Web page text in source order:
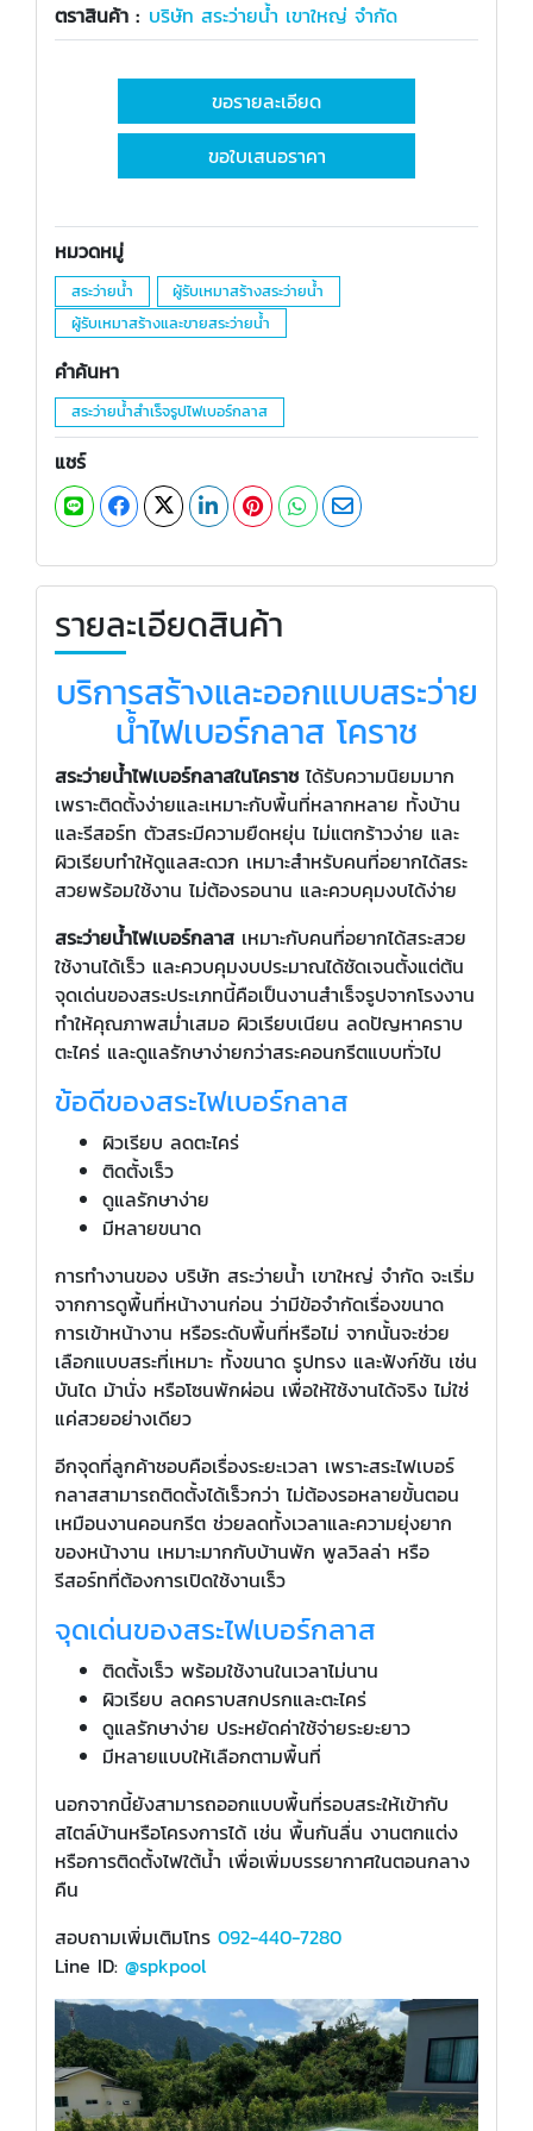
ตราสินค้า : บริษัท สระว่ายน้ำ เขาใหญ่ จำกัด
ขอรายละเอียด
ขอใบเสนอราคา
หมวดหมู่
สระว่ายน้ำ
ผู้รับเหมาสร้างสระว่ายน้ำ
ผู้รับเหมาสร้างและขายสระว่ายน้ำ
คำค้นหา
สระว่ายน้ำสำเร็จรูปไฟเบอร์กลาส
แชร์
รายละเอียดสินค้า
บริการสร้างและออกแบบสระว่าย
น้ำไฟเบอร์กลาส โคราช
สระว่ายน้ำไฟเบอร์กลาสในโคราช ได้รับความนิยมมาก
เพราะติดตั้งง่ายและเหมาะกับพื้นที่หลากหลาย ทั้งบ้าน
และรีสอร์ท ตัวสระมีความยืดหยุ่น ไม่แตกร้าวง่าย และ
ผิวเรียบทำให้ดูแลสะดวก เหมาะสำหรับคนที่อยากได้สระ
สวยพร้อมใช้งาน ไม่ต้องรอนาน และควบคุมงบได้ง่าย
สระว่ายน้ำไฟเบอร์กลาส เหมาะกับคนที่อยากได้สระสวย
ใช้งานได้เร็ว และควบคุมงบประมาณได้ชัดเจนตั้งแต่ต้น
จุดเด่นของสระประเภทนี้คือเป็นงานสำเร็จรูปจากโรงงาน
ทำให้คุณภาพสม่ำเสมอ ผิวเรียบเนียน ลดปัญหาคราบ
ตะไคร่ และดูแลรักษาง่ายกว่าสระคอนกรีตแบบทั่วไป
ข้อดีของสระไฟเบอร์กลาส
ผิวเรียบ ลดตะไคร่
ติดตั้งเร็ว
ดูแลรักษาง่าย
มีหลายขนาด
การทำงานของ บริษัท สระว่ายน้ำ เขาใหญ่ จำกัด จะเริ่ม
จากการดูพื้นที่หน้างานก่อน ว่ามีข้อจำกัดเรื่องขนาด
การเข้าหน้างาน หรือระดับพื้นที่หรือไม่ จากนั้นจะช่วย
เลือกแบบสระที่เหมาะ ทั้งขนาด รูปทรง และฟังก์ชัน เช่น
บันได ม้านั่ง หรือโซนพักผ่อน เพื่อให้ใช้งานได้จริง ไม่ใช่
แค่สวยอย่างเดียว
อีกจุดที่ลูกค้าชอบคือเรื่องระยะเวลา เพราะสระไฟเบอร์
กลาสสามารถติดตั้งได้เร็วกว่า ไม่ต้องรอหลายขั้นตอน
เหมือนงานคอนกรีต ช่วยลดทั้งเวลาและความยุ่งยาก
ของหน้างาน เหมาะมากกับบ้านพัก พูลวิลล่า หรือ
รีสอร์ทที่ต้องการเปิดใช้งานเร็ว
จุดเด่นของสระไฟเบอร์กลาส
ติดตั้งเร็ว พร้อมใช้งานในเวลาไม่นาน
ผิวเรียบ ลดคราบสกปรกและตะไคร่
ดูแลรักษาง่าย ประหยัดค่าใช้จ่ายระยะยาว
มีหลายแบบให้เลือกตามพื้นที่
นอกจากนี้ยังสามารถออกแบบพื้นที่รอบสระให้เข้ากับ
สไตล์บ้านหรือโครงการได้ เช่น พื้นกันลื่น งานตกแต่ง
หรือการติดตั้งไฟใต้น้ำ เพื่อเพิ่มบรรยากาศในตอนกลาง
คืน
สอบถามเพิ่มเติมโทร 092-440-7280
Line ID: @spkpool